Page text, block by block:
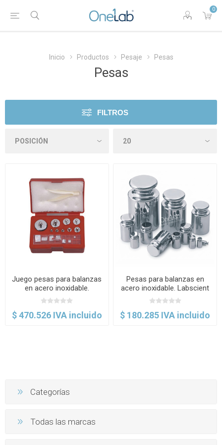
0
Inicio Productos Pesaje Pesas
Pesas
FILTROS
Juego pesas para balanzas
en acero inoxidable.
Labscient
$ 470.526 IVA incluido
Pesas para balanzas en
acero inoxidable. Labscient
$ 180.285 IVA incluido
Categorías
Todas las marcas